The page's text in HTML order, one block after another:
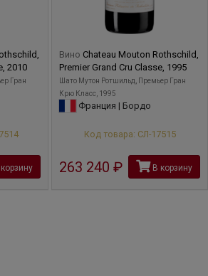
2010
Гран
Вино Chateau Mouton Rothschild,
Premier Grand Cru Classe, 1995
Шато Мутон Ротшильд, Премьер Гран
Крю Класс, 1995
Франция | Бордо
Код товара: СЛ-17515
263 240 рубВ корзину